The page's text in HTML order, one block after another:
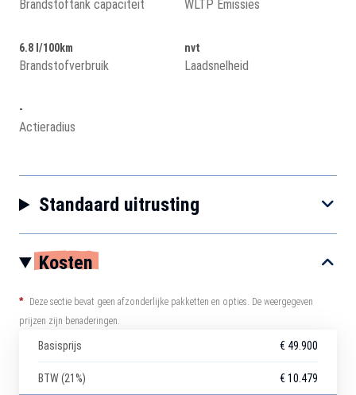
Brandstoftank capaciteit WLTP Emissies
6.8 l/100km
Brandstofverbruik
nvt
Laadsnelheid
-
Actieradius
Standaard uitrusting
Kosten
*
Deze sectie bevat geen afzonderlijke pakketten en opties. De weergegeven
prijzen zijn benaderingen.
Basisprijs € 49.900
BTW (21%) € 10.479